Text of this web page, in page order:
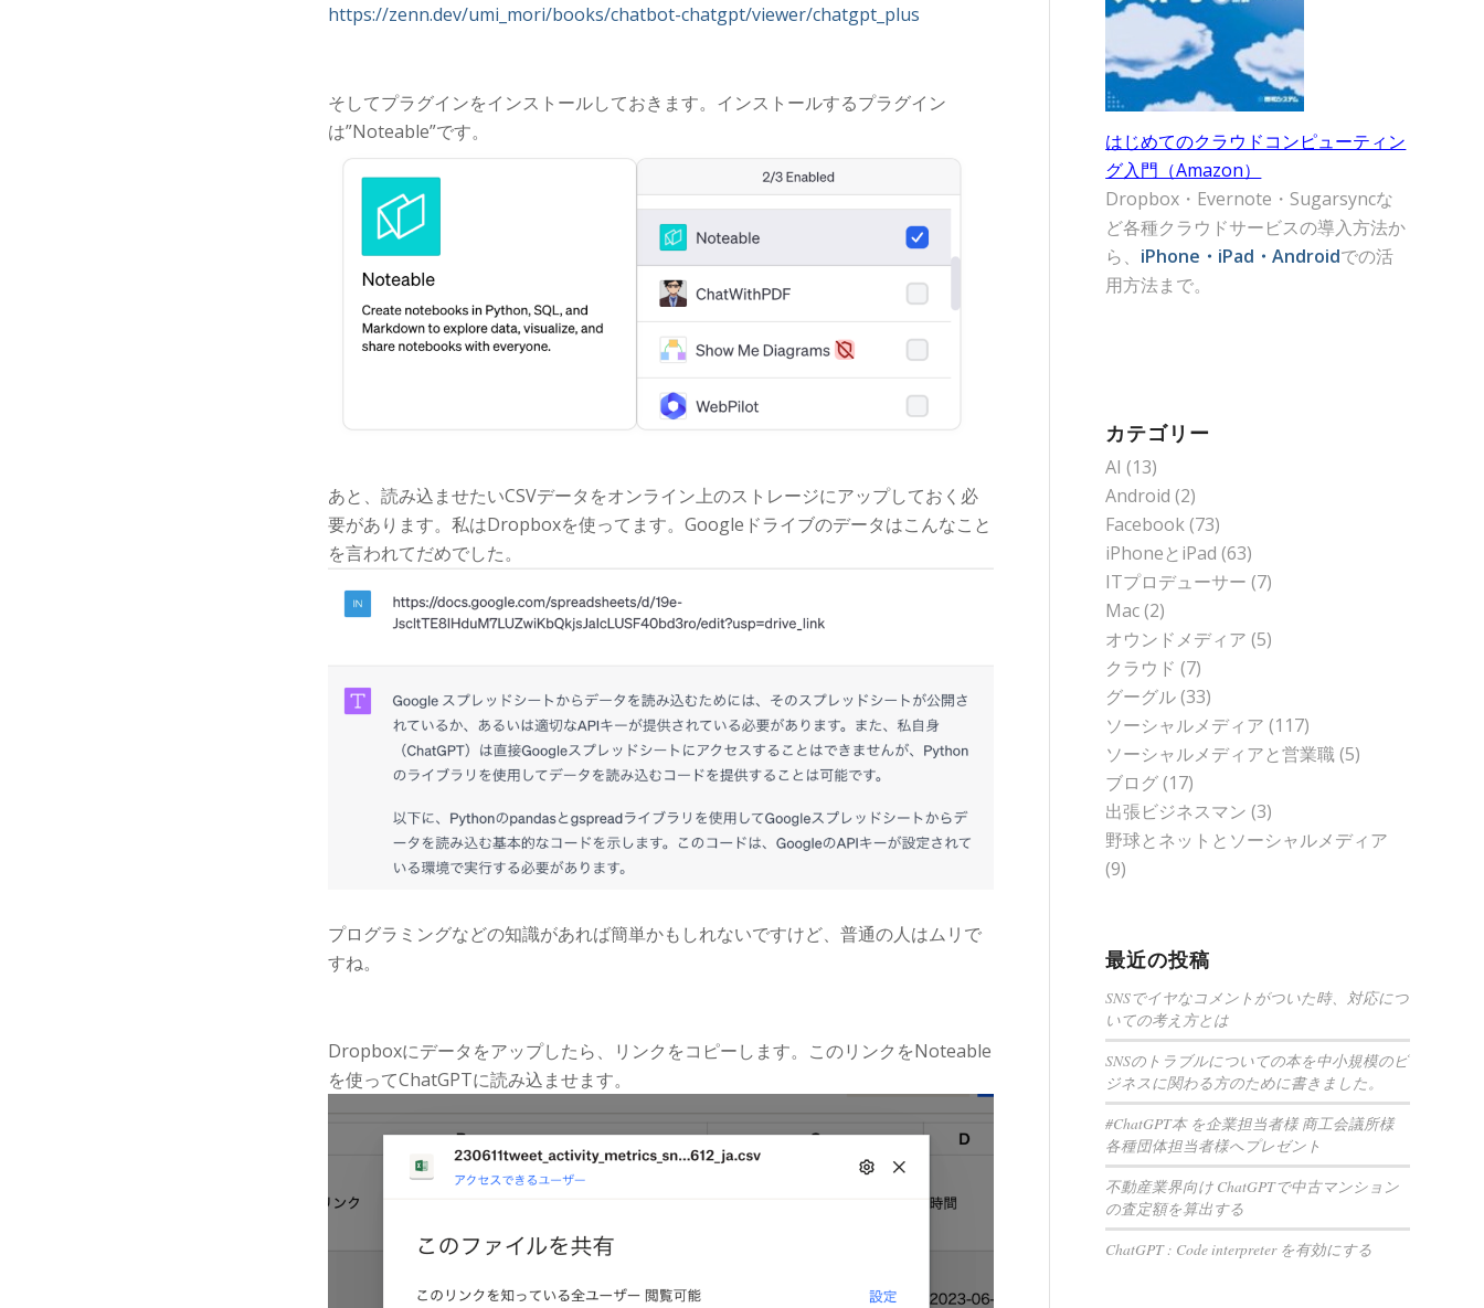
https://zenn.dev/umi_mori/books/chatbot-chatgpt/viewer/chatgpt_plus
そしてプラグインをインストールしておきます。インストールするプラグイン
は”Noteable”です。
あと、読み込ませたいCSVデータをオンライン上のストレージにアップしておく必
要があります。私はDropboxを使ってます。Googleドライブのデータはこんなこと
を言われてだめでした。
プログラミングなどの知識があれば簡単かもしれないですけど、普通の人はムリで
すね。
Dropboxにデータをアップしたら、リンクをコピーします。このリンクをNoteable
を使ってChatGPTに読み込ませます。
はじめてのクラウドコンピューティン
グ入門（Amazon）
Dropbox・Evernote・Sugarsyncな
ど各種クラウドサービスの導入方法か
ら、 iPhone・iPad・Androidでの活
用方法まで。
カテゴリー
AI (13)
Android (2)
Facebook(73)
iPhoneとiPad (63)
ITプロデューサー (7)
Mac(2)
オウンドメディア (5)
クラウド (7)
グーグル(33)
ソーシャルメディア (117)
ソーシャルメディアと営業職(5)
ブログ(17)
出張ビジネスマン (3)
野球とネットとソーシャルメディア
(9)
最近の投稿
SNSでイヤなコメントがついた時、対応につ
いての考え方とは
SNSのトラブルについての本を中小規模のビ
ジネスに関わる方のために書きました。
#ChatGPT本 を企業担当者様 商工会議所様
各種団体担当者様へプレゼント
不動産業界向け ChatGPTで中古マンション
の査定額を算出する
ChatGPT : Code interpreter を有効にする